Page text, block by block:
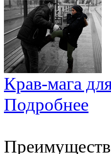
Крав-мага
Подробнее